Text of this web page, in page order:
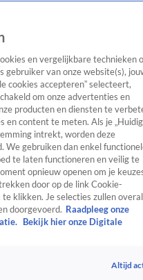
TV Algemeen
Tip
RealityCrimeVideo's
en vergelijkbare technieken
gebruiker van onze website(s),
cookies accepteren” selecteert,
om onze advertenties en
producten en diensten te
en content te meten. Als je
intrekt, worden deze
We gebruiken dan enkel
te laten functioneren en veilig te
opnieuw openen om je
door op de link Cookie-
klikken. Je selecties zullen overal
doorgevoerd. Raadpleeg onze
Bekijk hier onze Digitale
Altijd